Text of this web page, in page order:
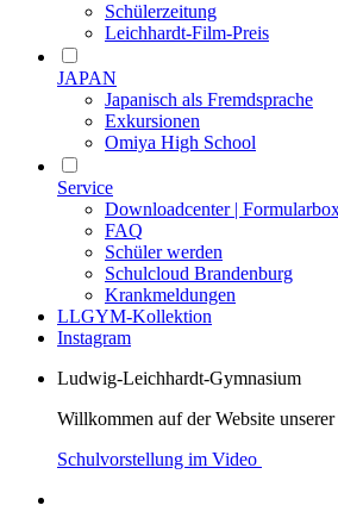
Schülerzeitung
Leichhardt-Film-Preis
JAPAN
Japanisch als Fremdsprache
Exkursionen
Omiya High School
Service
Downloadcenter |
FAQ
Schüler werden
Schulcloud Brandenburg
Krankmeldungen
LLGYM-Kollektion
Instagram
Ludwig-Leichhardt-Gymnasium
Willkommen auf der Website
Schulvorstellung im Video